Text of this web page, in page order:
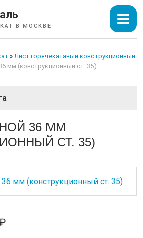
В МОСКВЕ
»Лист горячекатаный конструкционный
мм (конструкционный ст. 35)
ТРУБ
36 ММ
СТ. 35)